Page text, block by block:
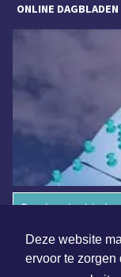
Deze website
ervoor te zorgen
ONLINE DAGBLADEN
Overige
Algemene